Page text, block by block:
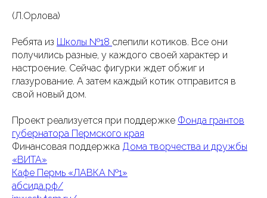
(Л.Орлова)
Ребята из Школы №18 слепили котиков. Все они
получились разные, у каждого своей характер и
настроение. Сейчас фигурки ждет обжиг и
глазурование. А затем каждый котик отправится в
свой новый дом.
Проект реализуется при поддержке Фонда грантов
губернатора Пермского края
Финансовая поддержка Дома творчества и дружбы
«ВИТА»
Кафе Пермь «ЛАВКА №1»
абсида.рф/